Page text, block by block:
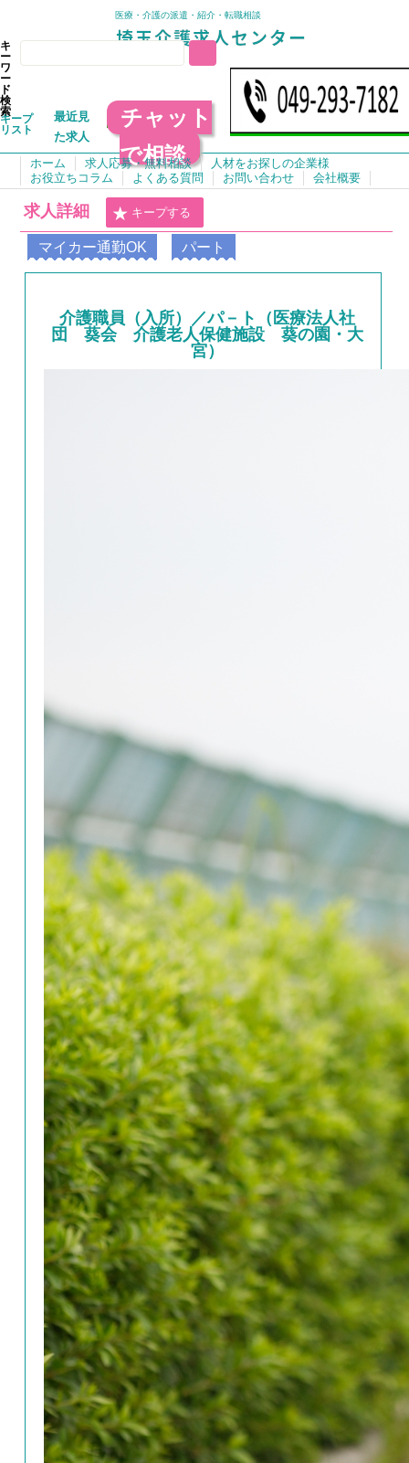
医療・介護の派遣・紹介・転職相談
キ
ー
ワ
ー
ド
検
索
キープ
リスト
最近見
た求人
チャット
で相談
ホーム 求人応募・無料相談
人材をお探しの企業様
お役立ちコラム
よくある質問 お問い合わせ 会社概要
求人詳細 キープする
マイカー通勤OK パート
介護職員（入所）／パ－ト（医療法人社
団 葵会 介護老人保健施設 葵の園・大
宮）